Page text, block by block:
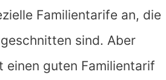
Familientarife an, die
sind. Aber
einen guten Familientarif